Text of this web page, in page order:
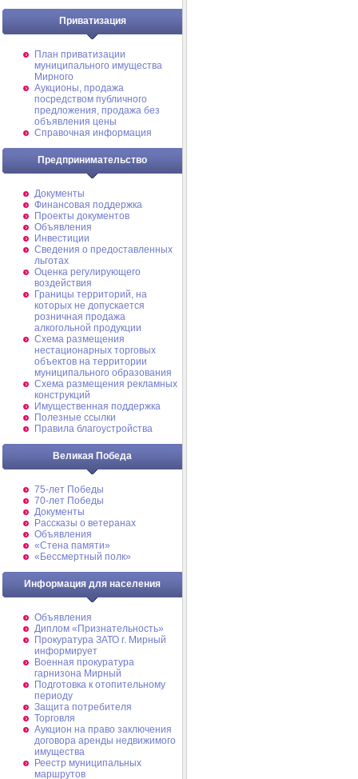
Приватизация
План приватизации
муниципального имущества
Мирного
Аукционы, продажа
посредством публичного
предложения, продажа без
объявления цены
Справочная информация
Предпринимательство
Документы
Финансовая поддержка
Проекты документов
Объявления
Инвестиции
Сведения о предоставленных
льготах
Оценка регулирующего
воздействия
Границы территорий, на
которых не допускается
розничная продажа
алкогольной продукции
Схема размещения
нестационарных торговых
объектов на территории
муниципального образования
Схема размещения рекламных
конструкций
Имущественная поддержка
Полезные ссылки
Правила благоустройства
Великая Победа
75-лет Победы
70-лет Победы
Документы
Рассказы о ветеранах
Объявления
«Стена памяти»
«Бессмертный полк»
Информация для населения
Объявления
Диплом «Признательность»
Прокуратура ЗАТО г. Мирный
информирует
Военная прокуратура
гарнизона Мирный
Подготовка к отопительному
периоду
Защита потребителя
Торговля
Аукцион на право заключения
договора аренды недвижимого
имущества
Реестр муниципальных
маршрутов